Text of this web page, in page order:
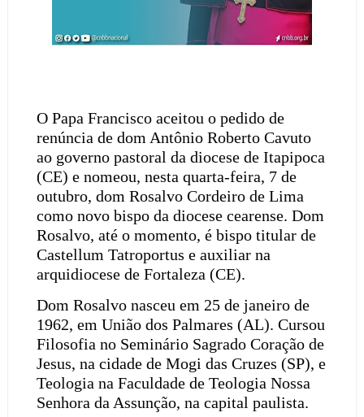
O Papa Francisco aceitou o pedido de
renúncia de dom Antônio Roberto Cavuto
ao governo pastoral da diocese de Itapipoca
(CE) e nomeou, nesta quarta-feira, 7 de
outubro, dom Rosalvo Cordeiro de Lima
como novo bispo da diocese cearense. Dom
Rosalvo, até o momento, é bispo titular de
Castellum Tatroportus e auxiliar na
arquidiocese de Fortaleza (CE).
Dom Rosalvo nasceu em 25 de janeiro de
1962, em União dos Palmares (AL). Cursou
Filosofia no Seminário Sagrado Coração de
Jesus, na cidade de Mogi das Cruzes (SP), e
Teologia na Faculdade de Teologia Nossa
Senhora da Assunção, na capital paulista.